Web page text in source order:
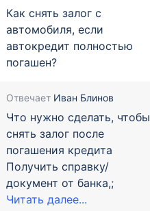
Как снять залог с
автомобиля, если
автокредит полностью
погашен?
Отвечает Иван Блинов
Что нужно сделать, чтобы
снять залог после
погашения кредита
Получить справку/
документ от банка,;
Читать далее...